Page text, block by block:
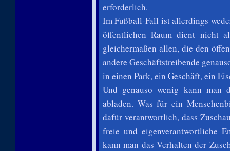
erforderlich.
Im Fußball-Fall ist allerdings
öffentlichen Raum dient nicht
gleichermaßen allen, die den
andere Geschäftstreibende
in einen Park, ein Geschäft, ein
Und genauso wenig kann man
abladen. Was für ein
dafür verantwortlich, dass
freie und eigenverantwortliche
kann man das Verhalten der